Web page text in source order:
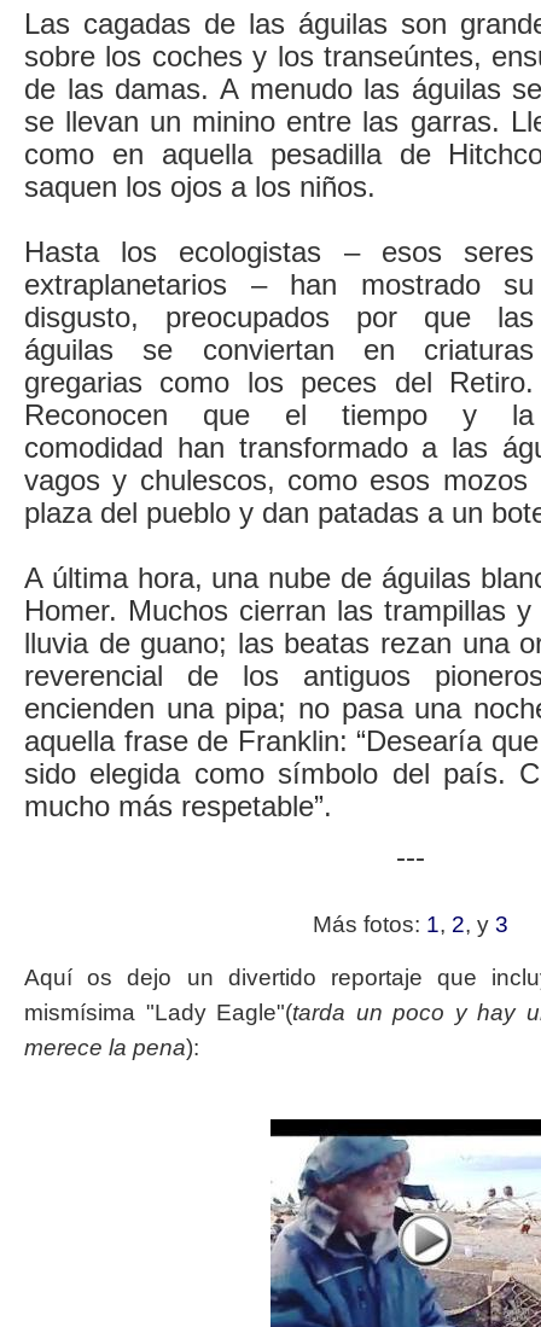
Las cagadas de las águilas son
sobre los coches y los transeúntes,
de las damas. A menudo las águilas
se llevan un minino entre las garras.
como en aquella pesadilla de
saquen los ojos a los niños.
Hasta los ecologistas – esos seres
extraplanetarios – han mostrado su
disgusto, preocupados por que las
águilas se conviertan en criaturas
gregarias como los peces del Retiro.
Reconocen que el tiempo y la
comodidad han transformado a las
vagos y chulescos, como esos
plaza del pueblo y dan patadas a un
A última hora, una nube de águilas
Homer. Muchos cierran las trampillas
lluvia de guano; las beatas rezan una
reverencial de los antiguos
encienden una pipa; no pasa una
aquella frase de Franklin: “Desearía
sido elegida como símbolo del país.
mucho más respetable”.
---
Más fotos: 1, 2, y 3
Aquí os dejo un divertido reportaje que
mismísima "Lady Eagle"(tarda un poco y hay
merece la pena):